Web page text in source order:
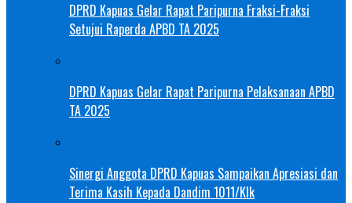
DPRD Kapuas Gelar Rapat Paripurna Fraksi-Fraksi
Setujui Raperda APBD TA 2025
DPRD Kapuas Gelar Rapat Paripurna Pelaksanaan APBD
TA 2025
Sinergi Anggota DPRD Kapuas Sampaikan Apresiasi dan
Terima Kasih Kepada Dandim 1011/Klk